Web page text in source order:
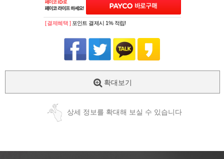
[ 결제혜택 ] 포인트 결제시 1% 적립!
확대보기
상세 정보를 확대해 보실 수 있습니다